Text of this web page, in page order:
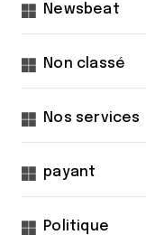
Newsbeat
Non classé
Nos services
payant
Politique